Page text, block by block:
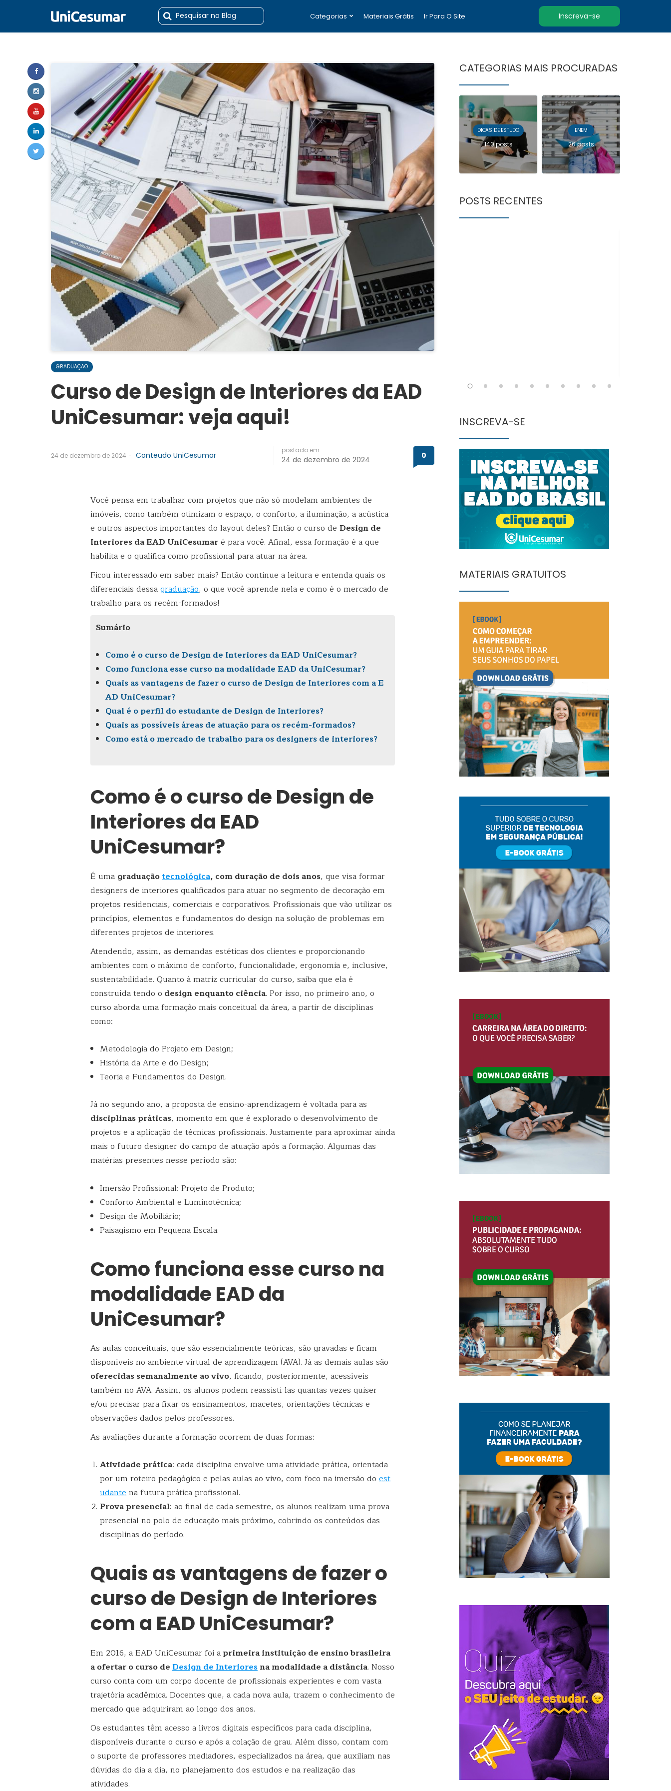
Categorias Materiais Grátis Ir Para O Site Inscreva-se
GRADUAÇÃO
Curso de Design de Interiores da EAD
UniCesumar: veja aqui!
24 de dezembro de 2024 · Conteudo UniCesumar
postado em
24 de dezembro de 2024 0
Você pensa em trabalhar com projetos que não só modelam ambientes de
imóveis, como também otimizam o espaço, o conforto, a iluminação, a acústica
e outros aspectos importantes do layout deles? Então o curso de Design de
Interiores da EAD UniCesumaré para você. Afinal, essa formação é a que
habilita e o qualifica como profissional para atuar na área.
Ficou interessado em saber mais? Então continue a leitura e entenda quais os
diferenciais dessagraduação, o que você aprende nela e como é o mercado de
trabalho para os recém-formados!
Sumário
Como é o curso de Design de Interiores da EAD UniCesumar?
Como funciona esse curso na modalidade EAD da UniCesumar?
Quais as vantagens de fazer o curso de Design de Interiores com a E
AD UniCesumar?
Qual é o perfil do estudante de Design de Interiores?
Quais as possíveis áreas de atuação para os recém-formados?
Como está o mercado de trabalho para os designers de interiores?
Como é o curso de Design de
Interiores da EAD
UniCesumar?
É uma graduaçãotecnológica, com duração de dois anos, que visa formar
designers de interiores qualificados para atuar no segmento de decoração em
projetos residenciais, comerciais e corporativos. Profissionais que vão utilizar os
princípios, elementos e fundamentos do design na solução de problemas em
diferentes projetos de interiores.
Atendendo, assim, as demandas estéticas dos clientes e proporcionando
ambientes com o máximo de conforto, funcionalidade, ergonomia e, inclusive,
sustentabilidade. Quanto à matriz curricular do curso, saiba que ela é
construída tendo o design enquanto ciência. Por isso, no primeiro ano, o
curso aborda uma formação mais conceitual da área, a partir de disciplinas
como:
Metodologia do Projeto em Design;
História da Arte e do Design;
Teoria e Fundamentos do Design.
Já no segundo ano, a proposta de ensino-aprendizagem é voltada para as
disciplinas práticas, momento em que é explorado o desenvolvimento de
projetos e a aplicação de técnicas profissionais. Justamente para aproximar ainda
mais o futuro designer do campo de atuação após a formação. Algumas das
matérias presentes nesse período são:
Imersão Profissional: Projeto de Produto;
Conforto Ambiental e Luminotécnica;
Design de Mobiliário;
Paisagismo em Pequena Escala.
Como funciona esse curso na
modalidade EAD da
UniCesumar?
As aulas conceituais, que são essencialmente teóricas, são gravadas e ficam
disponíveis no ambiente virtual de aprendizagem (AVA). Já as demais aulas são
oferecidas semanalmente ao vivo, ficando, posteriormente, acessíveis
também no AVA. Assim, os alunos podem reassisti-las quantas vezes quiser
e/ou precisar para fixar os ensinamentos, macetes, orientações técnicas e
observações dados pelos professores.
As avaliações durante a formação ocorrem de duas formas:
Atividade prática: cada disciplina envolve uma atividade prática, orientada
por um roteiro pedagógico e pelas aulas ao vivo, com foco na imersão doest
udantena futura prática profissional.
Prova presencial: ao final de cada semestre, os alunos realizam uma prova
presencial no polo de educação mais próximo, cobrindo os conteúdos das
disciplinas do período.
Quais as vantagens de fazer o
curso de Design de Interiores
com a EAD UniCesumar?
Em 2016, a EAD UniCesumar foi aprimeira instituição de ensino brasileira
a ofertar o curso deDesign de Interioresna modalidade a distância. Nosso
curso conta com um corpo docente de profissionais experientes e com vasta
trajetória acadêmica. Docentes que, a cada nova aula, trazem o conhecimento de
mercado que adquiriram ao longo dos anos.
Os estudantes têm acesso a livros digitais específicos para cada disciplina,
disponíveis durante o curso e após a colação de grau. Além disso, contam com
o suporte de professores mediadores, especializados na área, que auxiliam nas
dúvidas do dia a dia, no planejamento dos estudos e na realização das
atividades.
CATEGORIAS MAIS PROCURADAS
DICAS DE ESTUDO
140 posts
ENEM
26 posts
POSTS RECENTES
INSCREVA-SE
MATERIAIS GRATUITOS